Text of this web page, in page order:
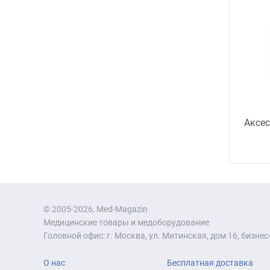
© 2005-2026, Med-Magazin
Медицинские товары и медоборудование
Головной офис: г. Москва, ул. Митинская, дом 16,
О нас Бесплатная доставка